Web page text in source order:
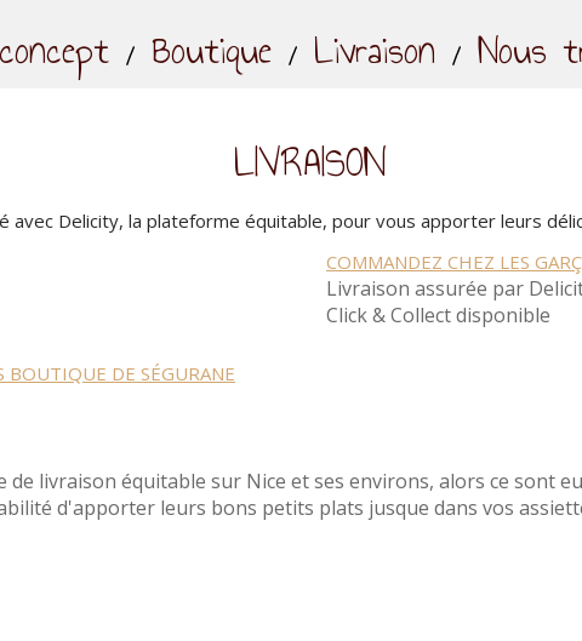
Boutique Livraison Nous
LIVRAISON
avec Delicity, la plateforme équitable, pour vous apporter leurs
COMMANDEZ CHEZ LES
Livraison assurée par
Click & Collect disponible
BOUTIQUE DE SÉGURANE
de livraison équitable sur Nice et ses environs, alors ce sont
d'apporter leurs bons petits plats jusque dans vos